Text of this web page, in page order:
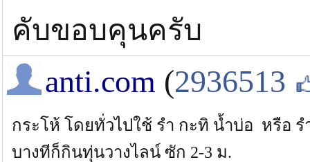
คับขอบคุนครับ
anti.com (2936513
กระโห้ โดยทั่วไปใช้ รำ กะทิ น้ำบ่อ หรือ
บางทีก็กินทุ่นวางไลน์ ซัก 2-3 ม.